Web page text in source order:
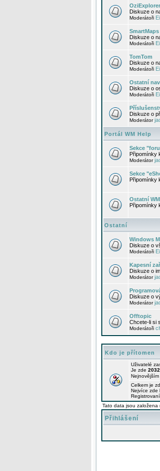
Diskuze o
Moderátoři
SmartMaps
Diskuze o
Moderátoři
TomTom
Diskuze o
Moderátoři
Ostatní
Diskuze o
Moderátoři
Diskuze o
Moderátor
Portál WM Help
Sekce
Připomínky
Moderátor
Sekce
Připomínky
Ostatní
Připomínky
Ostatní
Windows
Diskuze o
Moderátoři
Kapesní
Diskuze o
Moderátor
Diskuze o
Moderátor
Offtopic
Chcete-li si
Moderátoři
Kdo je přítomen
Uživatelé
Je zde
Celkem je
Nejvíce zde
Tato data jsou
Přihlášení